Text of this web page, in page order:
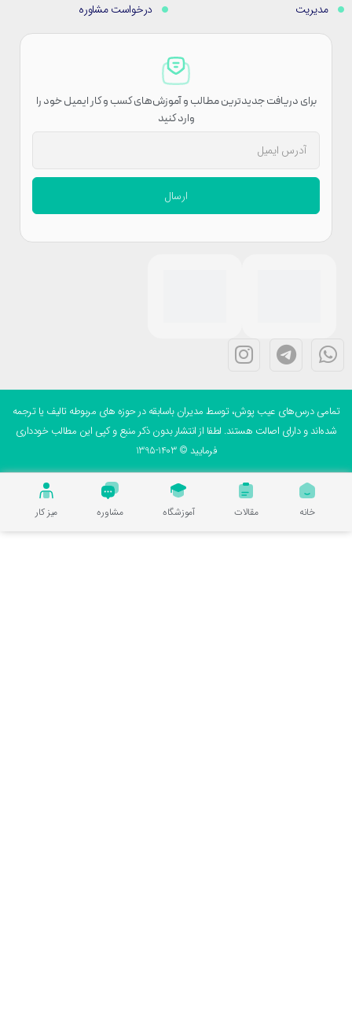
مدیریت
درخواست مشاوره
برای دریافت جدیدترین مطالب و آموزش‌های کسب و کار ایمیل خود را
وارد کنید
ارسال
درس‌های عیب پوش، توسط مدیران باسابقه در حوزه های مربوطه تالیف یا ترجمه
و دارای اصالت هستند. لطفا از انتشار بدون ذکر منبع و کپی این مطالب خودداری
فرمایید © 1403-1395
مقالات آموزشگاه مشاوره